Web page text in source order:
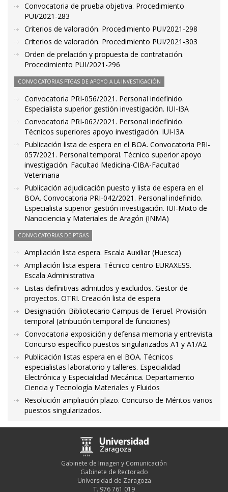
Convocatoria de prueba objetiva. Procedimiento
PUI/2021-283
Criterios de valoración. Procedimiento PUI/2021-298
Criterios de valoración. Procedimiento PUI/2021-303
Orden de prelación y propuesta de contratación.
Procedimiento PUI/2021-296
CONVOCATORIAS PTGAS DE APOYO A LA INVESTIGACIÓN
Convocatoria PRI-056/2021. Personal indefinido.
Especialista superior gestión investigación. IUI-I3A
Convocatoria PRI-062/2021. Personal indefinido.
Técnicos superiores apoyo investigación. IUI-I3A
Publicación lista de espera en el BOA. Convocatoria PRI-
057/2021. Personal temporal. Técnico superior apoyo
investigación. Facultad Medicina-CIBA-Facultad
Veterinaria
Publicación adjudicación puesto y lista de espera en el
BOA. Convocatoria PRI-042/2021. Personal indefinido.
Especialista superior gestión investigación. IUI-Mixto de
Nanociencia y Materiales de Aragón (INMA)
CONVOCATORIAS DE PTGAS
Ampliación lista espera. Escala Auxiliar (Huesca)
Ampliación lista espera. Técnico centro EURAXESS.
Escala Administrativa
Listas definitivas admitidos y excluidos. Gestor de
proyectos. OTRI. Creación lista de espera
Designación. Bibliotecario Campus de Teruel. Provisión
temporal (atribución temporal de funciones)
Convocatoria exposición y defensa memoria y entrevista.
Concurso específico puestos singularizados A1 y A1/A2
Publicación listas espera en el BOA. Técnicos
especialistas laboratorio y talleres. Especialidad
Electrónica y Especialidad Mecánica. Departamento
Ciencia y Tecnología Materiales y Fluidos
Resolución ampliación plazo. Concurso de Méritos varios
puestos singularizados.
Gabinete de Imagen y Comunicación
Gabinete de Rectorado
Universidad de Zaragoza
T. 976 761 019